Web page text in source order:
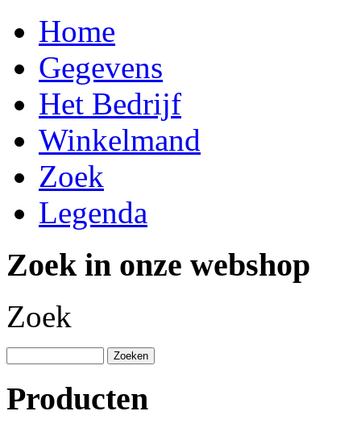
Home
Gegevens
Het Bedrijf
Winkelmand
Zoek
Legenda
Zoek in onze webshop
Zoek
Producten